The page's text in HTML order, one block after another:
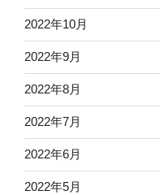
2022年10月
2022年9月
2022年8月
2022年7月
2022年6月
2022年5月